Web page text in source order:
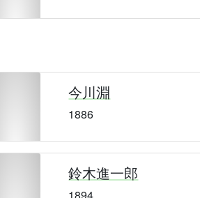
今川淵
1886
鈴木進一郎